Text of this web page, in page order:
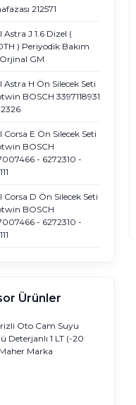
212571
Astra J 1.6 Dizel (
) Periyodik Bakım
GM
Astra H Ön Silecek Seti
BOSCH 3397118931
Corsa E Ön Silecek Seti
BOSCH
- 6272310 -
Corsa D Ön Silecek Seti
BOSCH
- 6272310 -
Ürünler